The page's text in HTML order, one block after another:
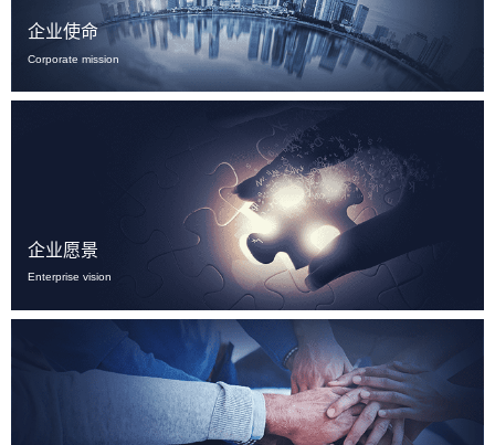
企业使命
Corporate mission
企业愿景
Enterprise vision